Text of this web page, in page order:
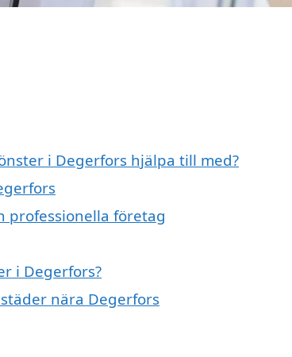
i Degerfors hjälpa till med?
professionella företag
i Degerfors?
nära Degerfors